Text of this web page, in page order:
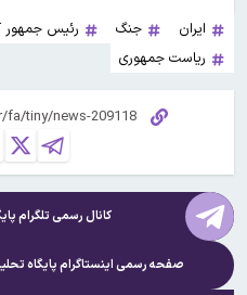
ایران جنگ رئیس جمهور
ریاست جمهوری
کانال رسمی تلگرام
صفحه رسمی اینستاگرام پایگاه